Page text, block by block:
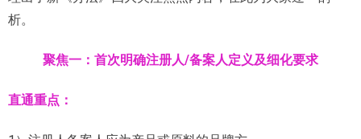
析。
聚焦一：首次明确注册人/备案人定义及细化要求
直通重点：